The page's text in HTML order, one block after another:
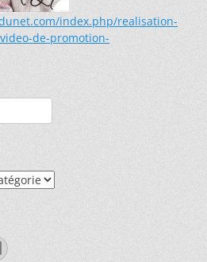
index.php/realisation-
de-promotion-